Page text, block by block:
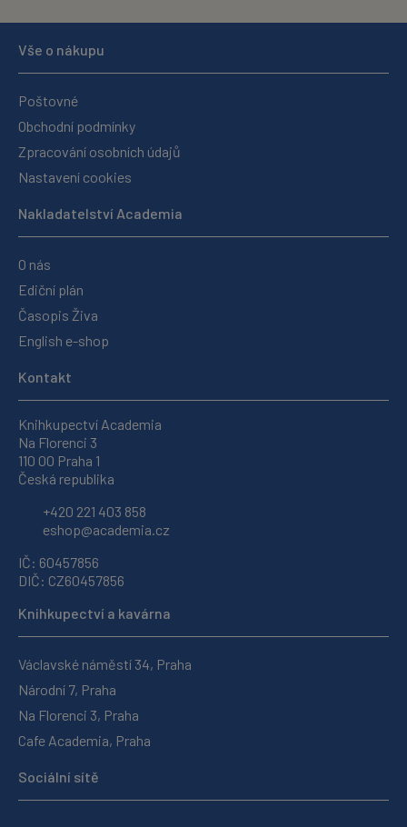
Vše o nákupu
Poštovné
Obchodní podmínky
Zpracování osobních údajů
Nastavení cookies
Nakladatelství Academia
O nás
Ediční plán
Časopis Živa
English e-shop
Kontakt
Knihkupectví Academia
Na Florenci 3
110 00 Praha 1
Česká republika
+420 221 403 858
eshop@academia.cz
IČ: 60457856
DIČ: CZ60457856
Knihkupectví a kavárna
Václavské náměstí 34, Praha
Národní 7, Praha
Na Florenci 3, Praha
Cafe Academia, Praha
Sociální sítě